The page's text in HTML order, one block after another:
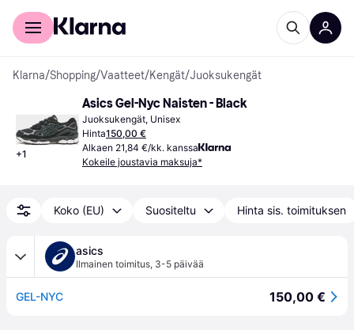
Kuluttajille
Klarna/Shopping/Vaatteet/Kengät/Juoksukengät
+1
Asics Gel-Nyc Naisten - Black
Juoksukengät, Unisex
Hinta150,00 €
Alkaen 21,84 €/kk. kanssa
Kokeile joustavia maksuja*
Koko (EU) Suositeltu Hinta sis. toimituksen
asics
Ilmainen toimitus, 3-5 päivää
GEL-NYC 150,00 €